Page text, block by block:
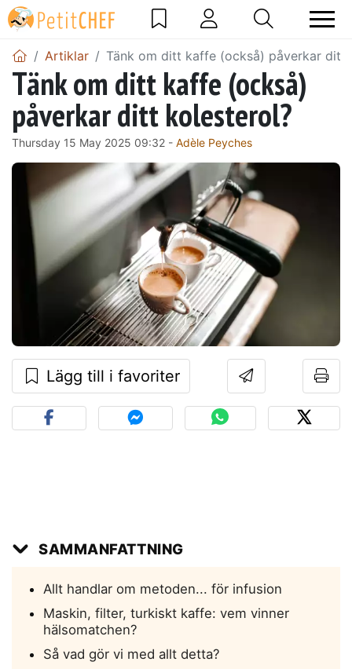
Artiklar Tänk om ditt kaffe (också) påverkar ditt
Tänk om ditt kaffe (också)
påverkar ditt kolesterol?
Thursday 15 May 2025 09:32 - Adèle Peyches
Lägg till i favoriter
SAMMANFATTNING
Allt handlar om metoden... för infusion
Maskin, filter, turkiskt kaffe: vem vinner
hälsomatchen?
Så vad gör vi med allt detta?